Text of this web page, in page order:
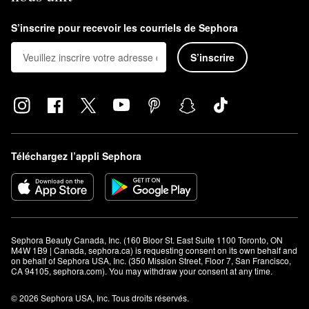
Dream Coat Supernaturaltous les trois ou quatre shampoings.
S’inscrire pour recevoir les courriels de Sephora
S’inscrire
Téléchargez l’appli Sephora
Sephora Beauty Canada, Inc. (160 Bloor St. East Suite 1100 Toronto, ON
M4W 1B9 | Canada, sephora.ca) is requesting consent on its own behalf and
on behalf of Sephora USA, Inc. (350 Mission Street, Floor 7, San Francisco,
CA 94105, sephora.com). You may withdraw your consent at any time.
© 2026 Sephora USA, Inc. Tous droits réservés.